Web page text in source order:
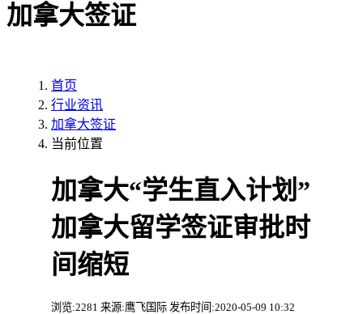
加拿大签证
首页
行业资讯
加拿大签证
当前位置
加拿大“学生直入计划”
加拿大留学签证审批时
间缩短
浏览:2281 来源:鹰飞国际 发布时间:2020-05-09 10:32